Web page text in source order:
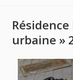
urbaine »